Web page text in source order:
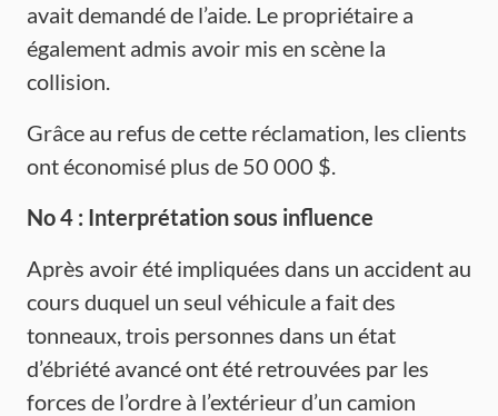
avait demandé de l’aide. Le propriétaire a
également admis avoir mis en scène la
collision.
Grâce au refus de cette réclamation, les clients
ont économisé plus de 50 000 $.
No 4 : Interprétationsous influence
Après avoir été impliquées dans un accident au
cours duquel un seul véhicule a fait des
tonneaux, trois personnes dans un état
d’ébriété avancé ont été retrouvées par les
forces de l’ordre à l’extérieur d’un camion